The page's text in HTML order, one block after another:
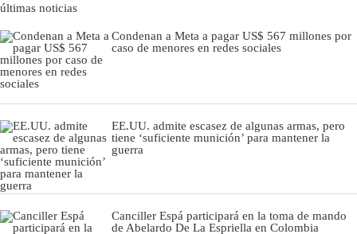
últimas noticias
Condenan a Meta a pagar US$ 567 millones por
caso de menores en redes sociales
EE.UU. admite escasez de algunas armas, pero
tiene ‘suficiente munición’ para mantener la
guerra
Canciller Espá participará en la toma de mando
de Abelardo De La Espriella en Colombia